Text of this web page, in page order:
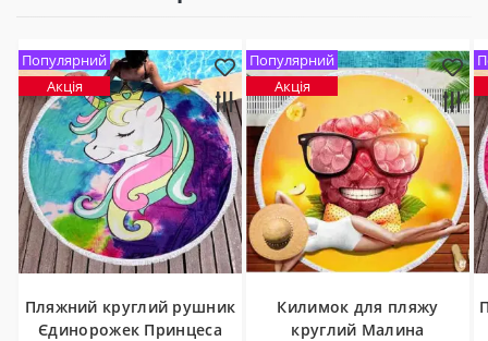
Популярний
Акція
Пляжний круглий рушник
Єдинорожек Принцеса
Популярний
Акція
Килимок для пляжу
круглий Малина